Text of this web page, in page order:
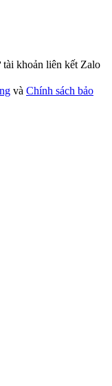
khoản liên kết Zalo
và Chính sách bảo